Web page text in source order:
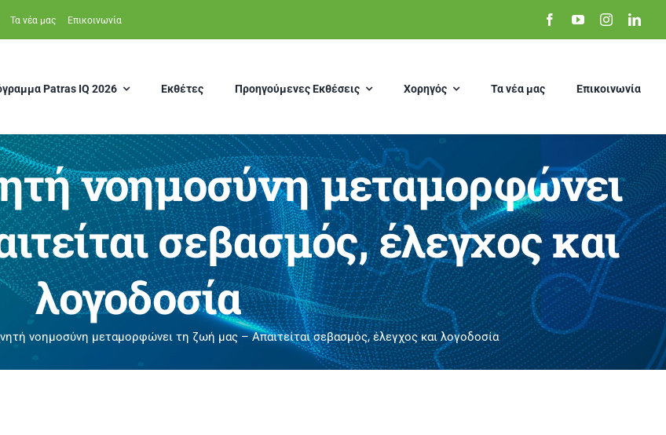
Τα νέα μας Επικοινωνία
Patras IQ 2026 Εκθέτες Προηγούμενες Εκθέσεις Χορηγός Τα νέα μας Επικοινωνία
νοημοσύνη μεταμορφώνει
σεβασμός, έλεγχος και
λογοδοσία
νοημοσύνη μεταμορφώνει τη ζωή μας – Απαιτείται σεβασμός, έλεγχος και λογοδοσία